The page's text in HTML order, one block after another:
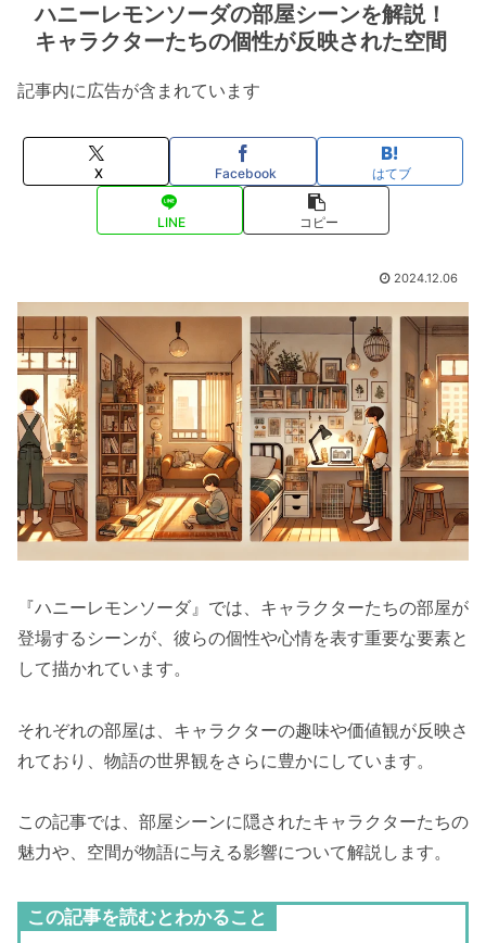
ハニーレモンソーダの部屋シーンを解説！
キャラクターたちの個性が反映された空間
記事内に広告が含まれています
X Facebook はてブ
LINE コピー
2024.12.06
『ハニーレモンソーダ』では、キャラクターたちの部屋が
登場するシーンが、彼らの個性や心情を表す重要な要素と
して描かれています。
それぞれの部屋は、キャラクターの趣味や価値観が反映さ
れており、物語の世界観をさらに豊かにしています。
この記事では、部屋シーンに隠されたキャラクターたちの
魅力や、空間が物語に与える影響について解説します。
この記事を読むとわかること